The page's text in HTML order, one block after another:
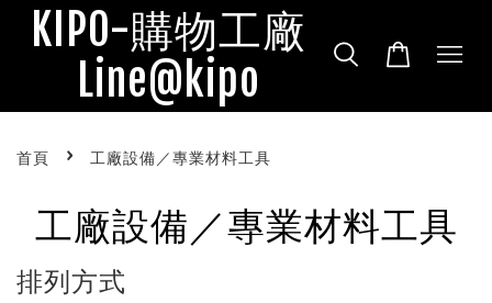
KIPO-購物工廠
Line@kipo
首頁 › 工廠設備／專業材料工具
工廠設備／專業材料工具
排列方式